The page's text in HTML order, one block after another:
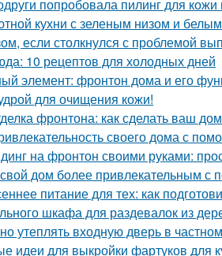
попробовала пилинг для
кухни с зеленым низом и
если столкнулся с проблемой
10 рецептов для холодных дней
элемент: фронтон дома и его
для очищения кожи!
фронтона: как сделать ваш
своего дома с
на фронтон своими руками:
свой дом более привлекательным
питание для тех: как
шкафа для раздевалок из
утеплять входную дверь в
идеи для выкройки фартуков для